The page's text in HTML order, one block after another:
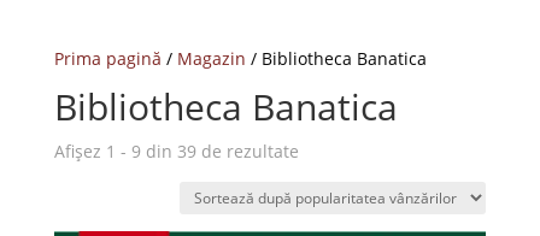
Prima pagină / Magazin / Bibliotheca Banatica
Bibliotheca Banatica
Afișez 1 - 9 din 39 de rezultateSortat
popularitate